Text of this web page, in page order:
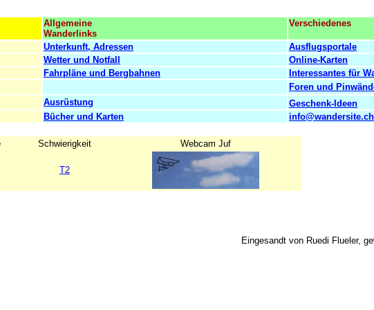
Allgemeine
Wanderlinks
Verschiedenes
Unterkunft, Adressen
Ausflugsportale
Wetter und Notfall
Online-Karten
Fahrpläne und Bergbahnen
Interessantes für
Foren und
Ausrüstung
Geschenk-Ideen
Bücher und Karten info@wandersite.ch
Schwierigkeit Webcam Juf
T2
Eingesandt von Ruedi Flueler,